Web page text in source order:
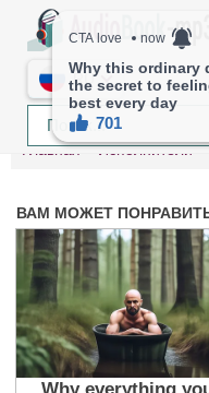
RU
Главная Исполнители